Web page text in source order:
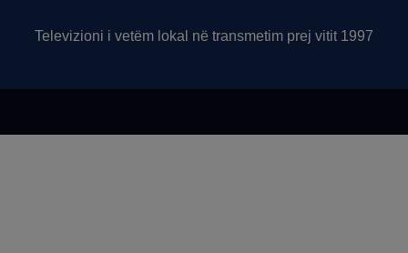
Televizioni i vetëm lokal në transmetim prej vitit 1997